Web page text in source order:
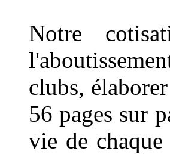
Notre
clubs,
56 pages sur
vie de